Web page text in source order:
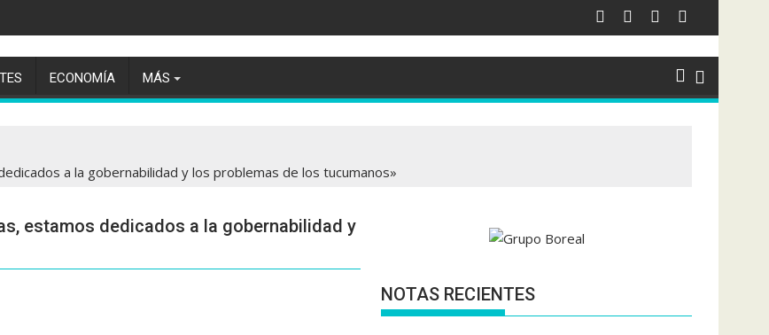
ECONOMÍA MÁS
a la gobernabilidad y los problemas de los tucumanos»
estamos dedicados a la gobernabilidad y
NOTAS RECIENTES